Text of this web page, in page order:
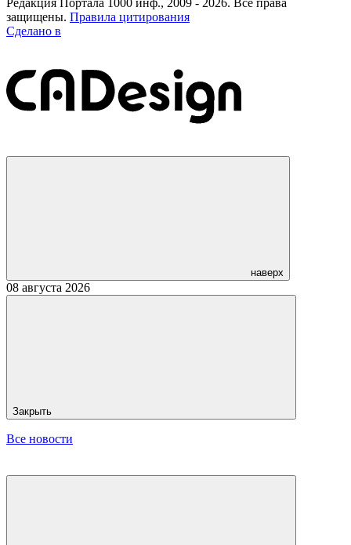
защищены. Правила цитирования
Сделано в
наверх
08 августа 2026
Закрыть
Все новости